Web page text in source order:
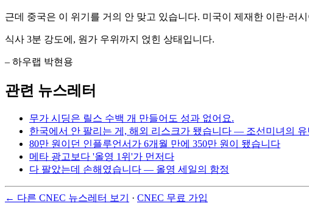
근데 중국은 이 위기를 거의 안 맞고 있습니다. 미국이 제재한 이란·러
식사 3분 강도에, 원가 우위까지 얹힌 상태입니다.
– 하우랩 박현용
관련 뉴스레터
무가 시딩은 릴스 수백 개 만들어도 성과 없어요.
한국에서 안 팔리는 게, 해외 리스크가 됐습니다 — 조선미녀의 유
80만 원이던 인플루언서가 6개월 만에 350만 원이 됐습니다
메타 광고보다 '올영 1위'가 먼저다
다 팔았는데 손해였습니다 — 올영 세일의 함정
← 다른 CNEC 뉴스레터 보기 · CNEC 무료 가입